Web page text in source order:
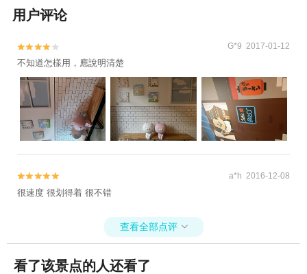
用户评论

 G*9 2017-01-12
不知道怎樣用，應說明清楚

 a*h 2016-12-08
很速度 很划得着 很不错
查看全部点评 
看了该景点的人还看了